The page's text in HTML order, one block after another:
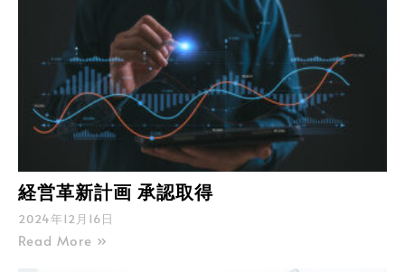
経営革新計画 承認取得
2024年12月16日
Read More »